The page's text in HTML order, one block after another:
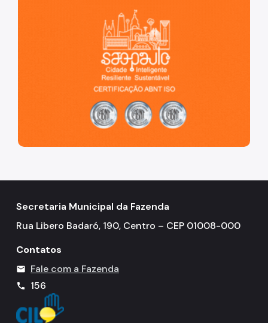
Secretaria Municipal da Fazenda
Rua Libero Badaró, 190, Centro – CEP 01008-000
Contatos
mail Fale com a Fazenda
call 156